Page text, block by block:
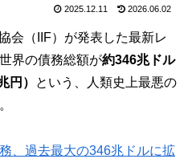
2025.12.11 2026.06.02
会（IIF）が発表した最新レ
界の債務総額が約346兆ドル
円）
という、人類史上最悪の
、過去最大の346兆ドルに拡